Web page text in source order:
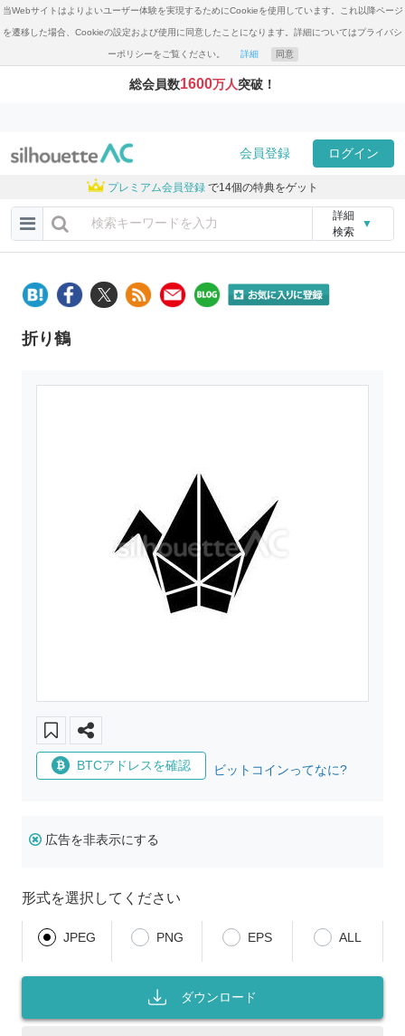
当Webサイトはよりよいユーザー体験を実現するためにCookieを使用しています。これ以降ページ
を遷移した場合、Cookieの設定および使用に同意したことになります。詳細についてはプライバシ
ーポリシーをご覧ください。 詳細 同意
総会員数1600万人突破！
会員登録 ログイン
プレミアム会員登録 で14個の特典をゲット
詳細
検索
▼
折り鶴
BTCアドレスを確認 ビットコインってなに?
広告を非表示にする
形式を選択してください
JPEG PNG EPS ALL
ダウンロード